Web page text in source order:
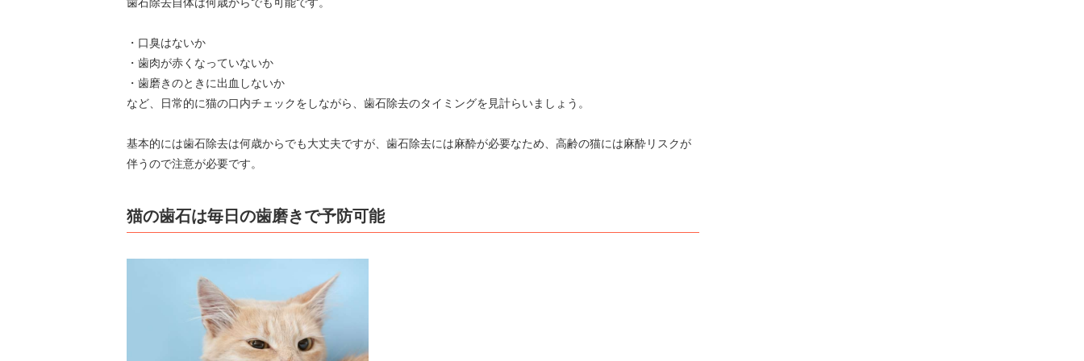
・口臭はないか
・歯肉が赤くなっていないか
・歯磨きのときに出血しないか
など、日常的に猫の口内チェックをしながら、歯石除去のタイミングを見計らいましょう。
基本的には歯石除去は何歳からでも大丈夫ですが、歯石除去には麻酔が必要なため、高齢の猫には麻酔リスクが
伴うので注意が必要です。
猫の歯石は毎日の歯磨きで予防可能